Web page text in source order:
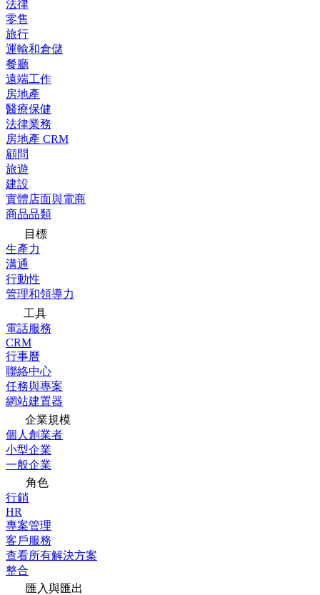
法律
零售
旅行
運輸和倉儲
餐廳
遠端工作
房地產
醫療保健
法律業務
房地產 CRM
顧問
旅遊
建設
實體店面與電商
商品品類
目標
生產力
溝通
行動性
管理和領導力
工具
電話服務
CRM
行事曆
聯絡中心
任務與專案
網站建置器
企業規模
個人創業者
小型企業
一般企業
角色
行銷
HR
專案管理
客戶服務
查看所有解決方案
整合
匯入與匯出